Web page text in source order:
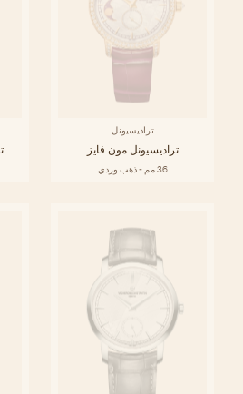
تراديسيونل
تراديسيونل مون فايز
36 مم - ذهب وردي